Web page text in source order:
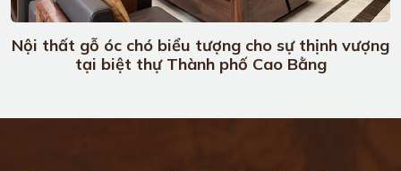
Nội thất gỗ óc chó biểu tượng cho sự thịnh vượng
tại biệt thự Thành phố Cao Bằng